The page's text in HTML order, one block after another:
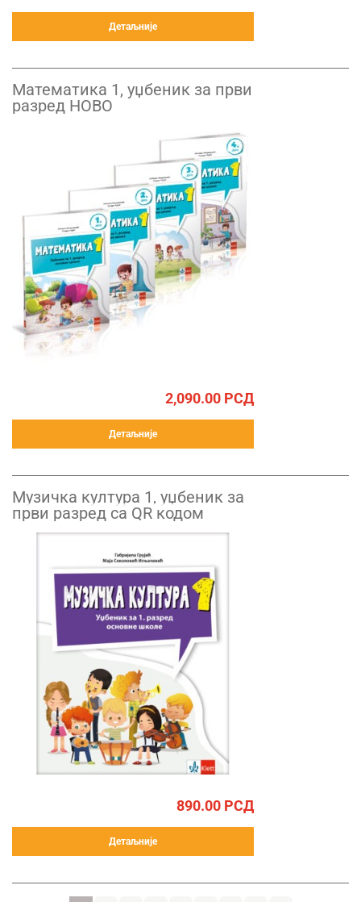
Детаљније
Математика 1, уџбеник за први
разред НОВО
2,090.00 РСД
Детаљније
Музичка култура 1, уџбеник за
први разред са QR кодом
890.00 РСД
Детаљније